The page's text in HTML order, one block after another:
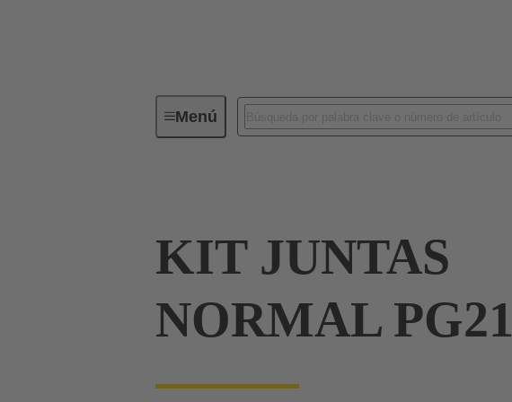
MenúConectores industriales / Han®
KIT JUNTAS
NORMAL PG21